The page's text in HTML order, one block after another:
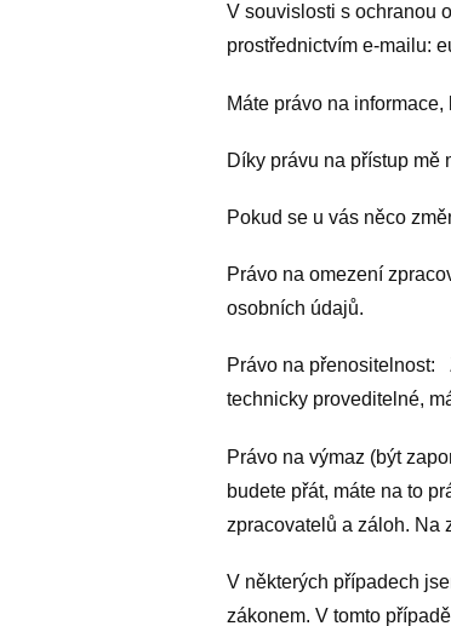
V souvislosti s ochranou
prostřednictvím e-mailu:
Máte právo na
Díky právu na přístup mě
Pokud se u vás něco
Právo na omezení
osobních údajů.
Právo na přenositelnost:
technicky proveditelné,
Právo na výmaz (být
budete přát, máte na to
zpracovatelů a záloh. Na
V některých případech
zákonem. V tomto